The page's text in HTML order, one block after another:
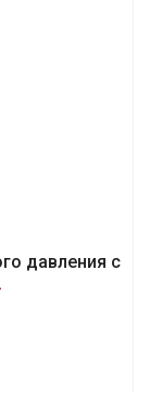
давления с